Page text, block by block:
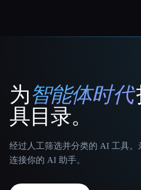
That AI Collection
为智能体时代
具目录。
经过人工筛选并分类的 AI 工具。
连接你的 AI 助手。